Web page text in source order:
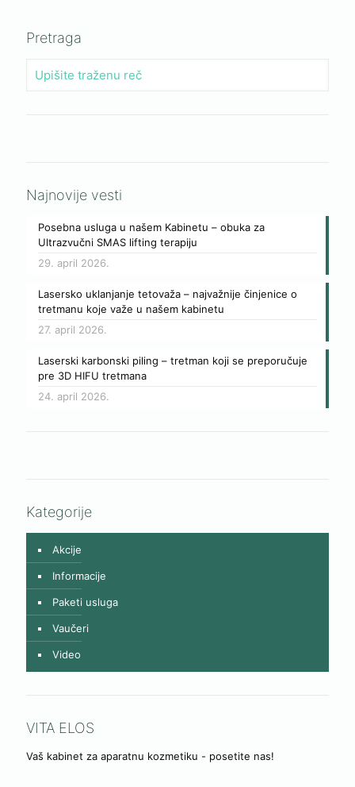
Pretraga
Najnovije vesti
Posebna usluga u našem Kabinetu – obuka za
Ultrazvučni SMAS lifting terapiju
29. april 2026.
Lasersko uklanjanje tetovaža – najvažnije činjenice o
tretmanu koje važe u našem kabinetu
27. april 2026.
Laserski karbonski piling – tretman koji se preporučuje
pre 3D HIFU tretmana
24. april 2026.
Kategorije
Akcije
Informacije
Paketi usluga
Vaučeri
Video
VITA ELOS
Vaš kabinet za aparatnu kozmetiku - posetite nas!